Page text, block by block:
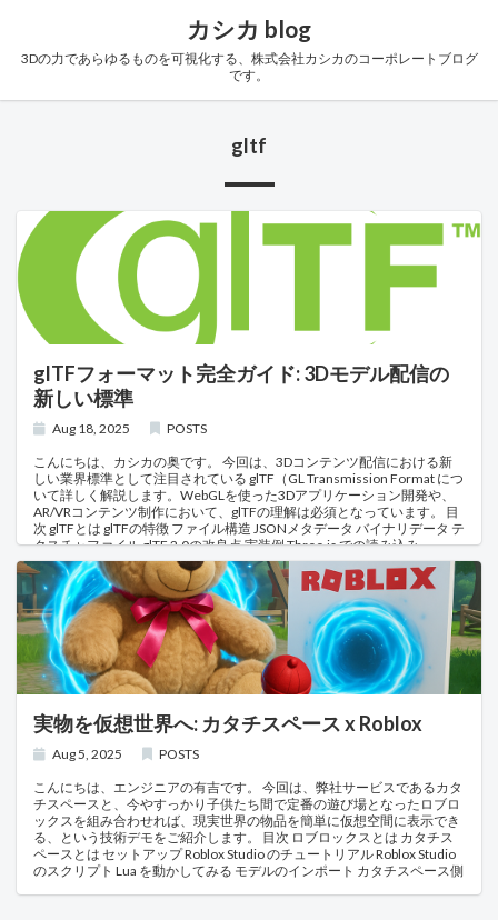
カシカ blog
3Dの力であらゆるものを可視化する、株式会社カシカのコーポレートブログ
です。
gltf
glTFフォーマット完全ガイド: 3Dモデル配信の
新しい標準
Aug 18, 2025
POSTS
こんにちは、カシカの奥です。 今回は、3Dコンテンツ配信における新
しい業界標準として注目されている glTF（GL Transmission Format につ
いて詳しく解説します。WebGLを使った3Dアプリケーション開発や、
AR/VRコンテンツ制作において、glTFの理解は必須となっています。 目
次 glTFとは glTFの特徴 ファイル構造 JSONメタデータ バイナリデータ テ
クスチャファイル glTF 2.0の改良点 実装例 Three.js での読み込み
Babylon.js での読み込み 拡張機能（Extensions） さらに高度な物理ベー
スレンダリングパラメータの対応 物理エンジンへの対応 3D Gaussian
Splatsとの統合 まとめ glTFとは glTF（GL Transmission Format） は、
Khronos Groupによって開発された3Dシーンとモデルの伝送フォーマッ
トです。「3DのJPEG」とも呼ばれ、効率的な3Dコンテンツの配信を目
的として設計されています。 2015年にバージョン1.0がリリースされ、
現在はglTF 2.0が標準として広く採用されています。 主な設計目標 コン
パクトなファイルサイズ: ネットワーク転送に最適化 高速な読み込み: 最
小限の処理でGPUに送信可能 相互運用性: 異なるプラットフォーム間で
の一貫した表示 拡張性: 新機能を追加できる柔軟な仕組み glTFの特徴 1.
効率的なデータ構造 glTFは、従来のFBXやOBJといったフォーマットと
比較して、以下の点で優位性を持ちます： ファイルサイズの削減： FBX
フォーマットは独自のバイナリ形式で、メタデータが冗長になりがち
OBJフォーマットは可読性は高いが、同じデータが重複して記述される
ことが多い glTFは階層的な参照システムにより重複データを排除し、同
じメッシュを複数の場所で使用する場合でもデータは一度だけ保存 読み
込み速度の向上： 従来フォーマットでは読み込み後にGPU用フォーマッ
トへの変換処理が必要 glTFは頂点データがGPUバッファに直接コピー可
能な形式で格納され、CPU処理時間を大幅に短縮 メモリ効率： 頂点デー
タが配列形式で連続的に格納され、メモリ断片化を回避
実物を仮想世界へ: カタチスペース x Roblox
Aug 5, 2025
POSTS
こんにちは、エンジニアの有吉です。 今回は、弊社サービスであるカタ
チスペースと、今やすっかり子供たち間で定番の遊び場となったロブロ
ックスを組み合わせれば、現実世界の物品を簡単に仮想空間に表示でき
る、という技術デモをご紹介します。 目次 ロブロックスとは カタチス
ペースとは セットアップ Roblox Studio のチュートリアル Roblox Studio
のスクリプト Lua を動かしてみる モデルのインポート カタチスペース側